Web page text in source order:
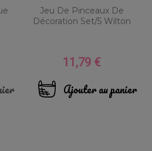
Jeu De Pinceaux De
Décoration Set/5 Wilton
Prix
11,79 €
Ajouter au panier